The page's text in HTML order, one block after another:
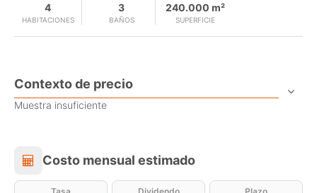
HABITACIONES
4
BAÑOS
3
SUPERFICIE
240.000 m²
Contexto de precio
Muestra insuficiente
Costo mensual estimado
Costo mensual estimado